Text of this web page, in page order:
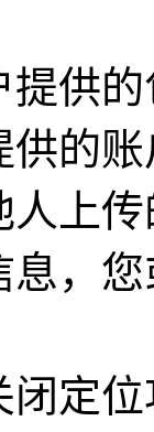
提供
供的
人上
息，
闭定